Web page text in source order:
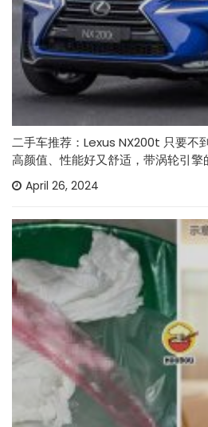
二手车推荐：Lexus NX200t 只要不
高颜值、性能好又舒适，带涡轮引擎
April 26, 2024